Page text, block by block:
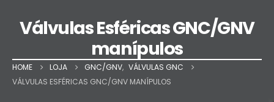
Válvulas Esféricas GNC/GNV
manípulos
HOME LOJA GNC/GNV, VÁLVULAS GNC
VÁLVULAS ESFÉRICAS GNC/GNV MANÍPULOS